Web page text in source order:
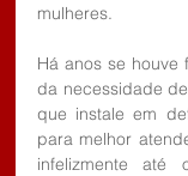
mulheres.
Há anos se houve
da necessidade
que instale em
para melhor
infelizmente